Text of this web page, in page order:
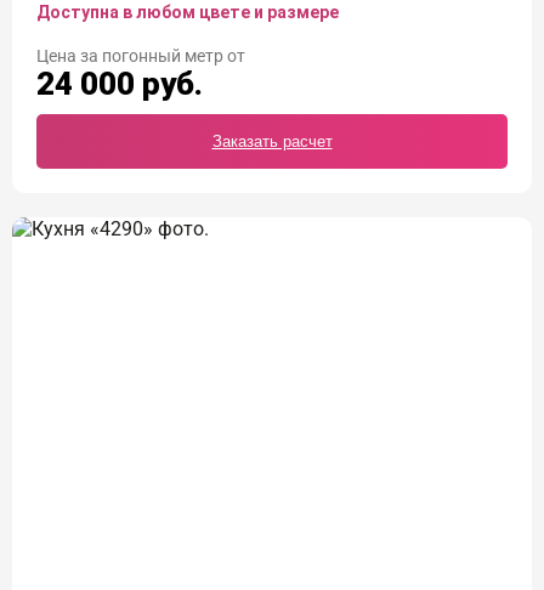
Доступна в любом цвете и размере
Цена
24 000 руб.
Заказать расчет